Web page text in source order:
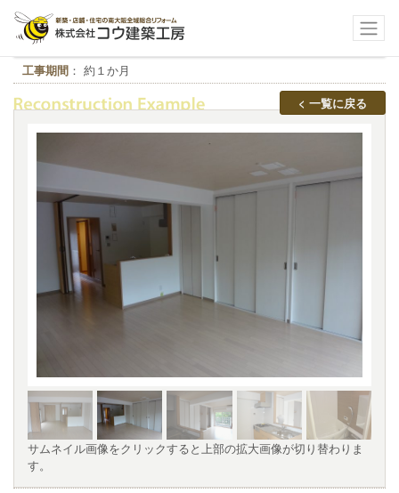
大阪市北区 Ｆ様邸
工事期間 ： 約１か月
< 一覧に戻る
サムネイル画像をクリックすると上部の拡大画像が切り替わりま
す。